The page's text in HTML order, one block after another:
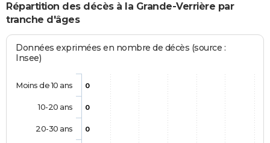
Répartition des décès à la Grande-Verrière par
tranche d'âges
Données exprimées en nombre de décès (source :
Insee)
0
0
0
Moins de 10 ans
10-20 ans
20-30 ans